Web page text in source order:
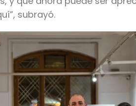
subrayó.